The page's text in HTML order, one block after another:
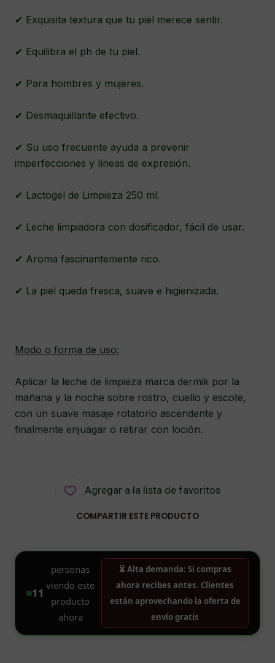
✔ Exquisita textura que tu piel merece sentir.
✔ Equilibra el ph de tu piel.
✔ Para hombres y mujeres.
✔ Desmaquillante efectivo.
✔ Su uso frecuente ayuda a prevenir
imperfecciones y líneas de expresión.
✔ Lactogel de Limpieza 250 ml.
✔ Leche limpiadora con dosificador, fácil de usar.
✔ Aroma fascinantemente rico.
✔ La piel queda fresca, suave e higienizada.
Modo o forma de uso:
Aplicar la leche de limpieza marca dermik por la
mañana y la noche sobre rostro, cuello y escote,
con un suave masaje rotatorio ascendente y
finalmente enjuagar o retirar con loción.
Agregar a la lista de favoritos
COMPARTIR ESTE PRODUCTO